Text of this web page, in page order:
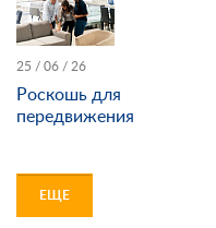
25 / 06 / 26
Роскошь для
передвижения
ЕЩЕ